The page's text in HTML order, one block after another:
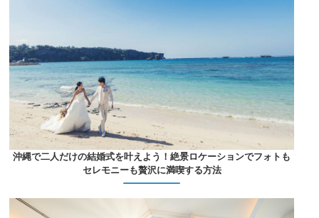
沖縄で二人だけの結婚式を叶えよう！絶景ロケーションでフォトも
セレモニーも贅沢に満喫する方法